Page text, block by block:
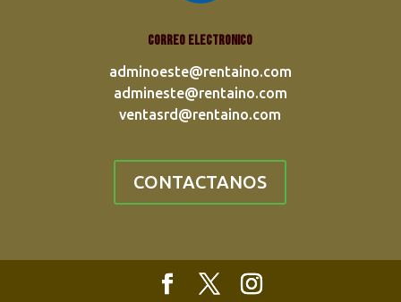
Correo electronico
adminoeste@rentaino.com
admineste@rentaino.com
ventasrd@rentaino.com
CONTACTANOS